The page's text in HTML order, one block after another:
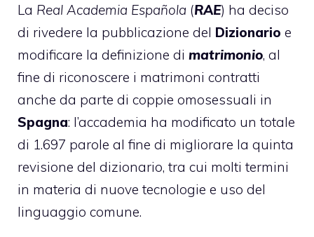
La Real Academia Española (RAE) ha deciso
di rivedere la pubblicazione del Dizionario e
modificare la definizione di matrimonio, al
fine di riconoscere i matrimoni contratti
anche da parte di coppie omosessuali in
Spagna: l’accademia ha modificato un totale
di 1.697 parole al fine di migliorare la quinta
revisione del dizionario, tra cui molti termini
in materia di nuove tecnologie e uso del
linguaggio comune.